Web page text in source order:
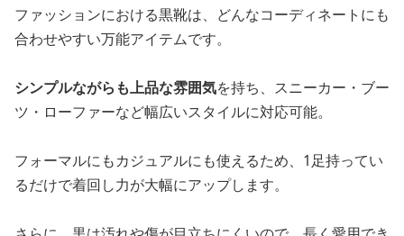
ファッションにおける黒靴は、どんなコーディネートにも
合わせやすい万能アイテムです。
シンプルながらも上品な雰囲気を持ち、スニーカー・ブー
ツ・ローファーなど幅広いスタイルに対応可能。
フォーマルにもカジュアルにも使えるため、1足持ってい
るだけで着回し力が大幅にアップします。